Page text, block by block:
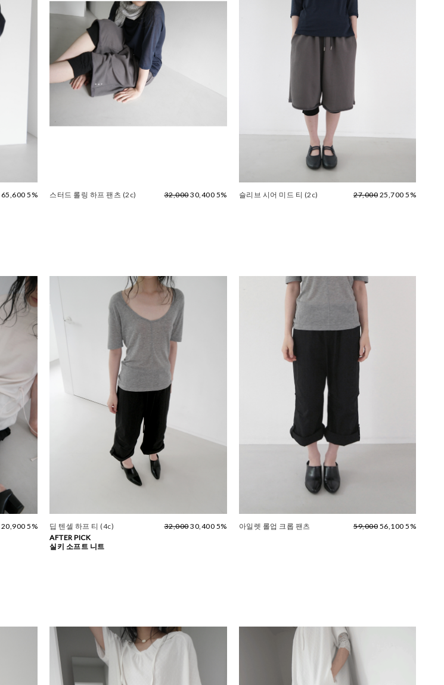
65,600 5% 스터드 롤링 하프 팬츠 (2c) 32,00030,400 5% 슬리브 시어 미드 티 (2c) 27,000 25,700 5%
20,900 5%
딥 텐셀 하프 티 (4c) 32,00030,400 5%
AFTER PICK
실키 소프트 니트
아일렛 롤업 크롭 팬츠 59,000 56,100 5%